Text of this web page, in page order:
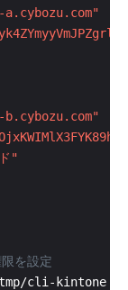
"
を設定